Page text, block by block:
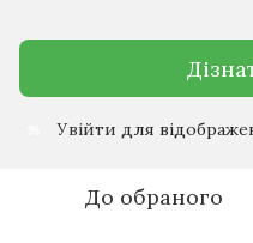
Увійти для
До обраного